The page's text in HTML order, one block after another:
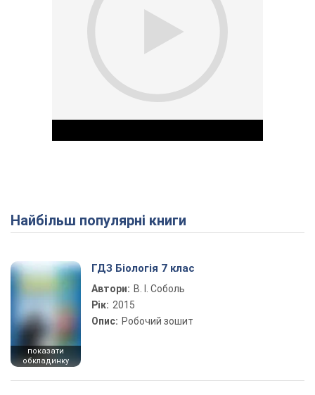
Play Video
Найбільш популярні книги
показати
обкладинку
ГДЗ Біологія 7 клас
Автори: В. І. Соболь
Рік: 2015
Опис: Робочий зошит